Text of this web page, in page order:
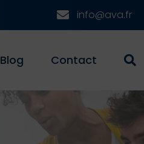
info@ava.fr
Blog Contact